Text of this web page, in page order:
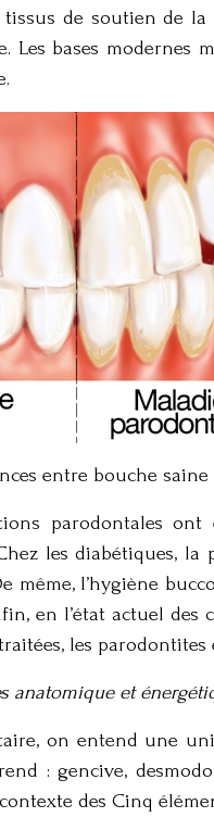
tissus de soutien de
Les bases
entre bouche
parodontales ont
les diabétiques,
même, l’hygiène
en l’état actuel
les
anatomique et
on entend une
: gencive,
des Cinq